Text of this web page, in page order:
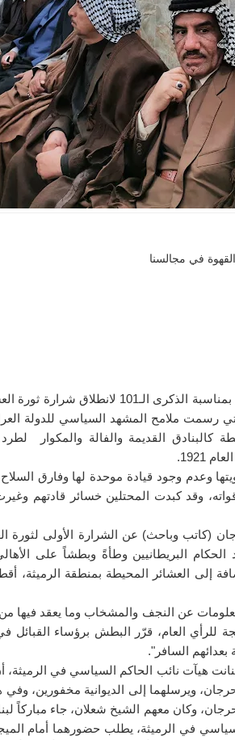
في مجالسنا
نظمت عشائر المثنى مهرجانها السنوي بمناسبة
رسمت ملامح المشهد السياسي للدولة
كالبنادق القديمة والفالة والمكوار لطرد
وعدم وجود قيادة موحدة لها وفارق السلاح
وقد كبدت المحتلين خسائر قادتهم
(كاتب وباحث) عن الشرارة الأولى لثورة
البريطانيين وطأةً وبطشاً على
إلى العشائر المحيطة بمنطقة الرميثة،
عن النجف والمشخاب وما يعقد فيها
العام، قرّر البطش برؤساء القبائل في
السافر".
هيآت نائب الحاكم السياسي في
ويرسلهما إلى الديوانية مخفورين،
وكان معهم الشيخ شعلان، جاء مباركاً
في الرميثة، يطلب حضورهما أمام